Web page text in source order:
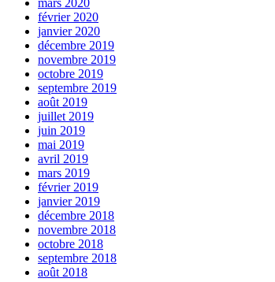
février 2020
janvier 2020
décembre 2019
novembre 2019
octobre 2019
septembre 2019
août 2019
juillet 2019
juin 2019
mai 2019
avril 2019
mars 2019
février 2019
janvier 2019
décembre 2018
novembre 2018
octobre 2018
septembre 2018
août 2018